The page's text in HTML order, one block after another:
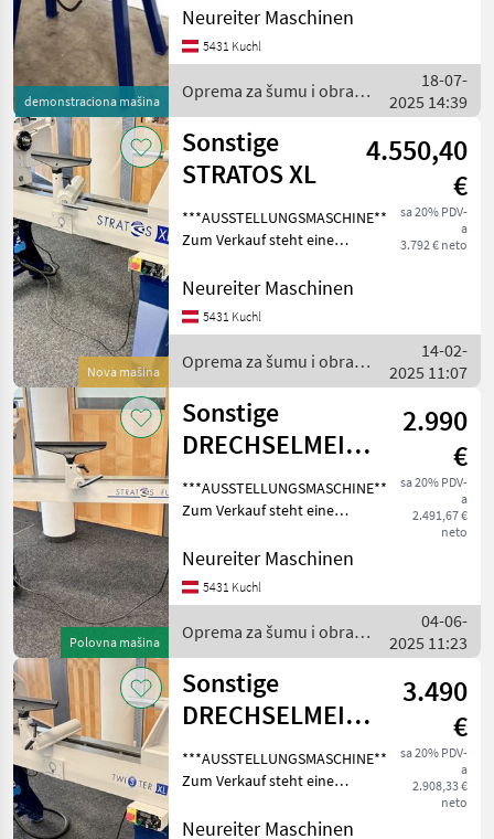
demonstraciona mašina
Plus Drechselbank mit
mm inkl.
DDMIDI-105! Di
Neureiter Maschinen
5431 Kuchl
Oprema za šumu i obradu
drveta / Sonstige
18-07-
2025 14:39
Nova mašina
Sonstige
STRATOS XL
4.550,40
€
sa 20% PDV-
a
3.792 € neto
***AUSSTELLUNGSMASCHINE***
Zum Verkauf steht eine
Drechselmeister STRATOS
einer Motorkraft von 3 PS!
Neureiter Maschinen
5431 Kuchl
Oprema za šumu i obradu
drveta / Sonstige
14-02-
2025 11:07
Polovna mašina
Sonstige
DRECHSELMEISTER
Drechselmaschine
STRATOS FU-230
2.990
€
sa 20% PDV-
a
2.491,67 €
neto
***AUSSTELLUNGSMASCHINE***
Zum Verkauf steht eine
Drechselmeister Stratos FU
Drechselbank,
Spitzenweite
Neureiter Maschinen
5431 Kuchl
Oprema za šumu i obradu
drveta / Sonstige
04-06-
2025 11:23
Sonstige
DRECHSELMEISTER
Drechselmaschine
TWISTER XL
3.490
€
sa 20% PDV-
a
2.908,33 €
neto
***AUSSTELLUNGSMASCHINE***
Zum Verkauf steht eine
Drechselmeister TWISTER
Neureiter Maschinen